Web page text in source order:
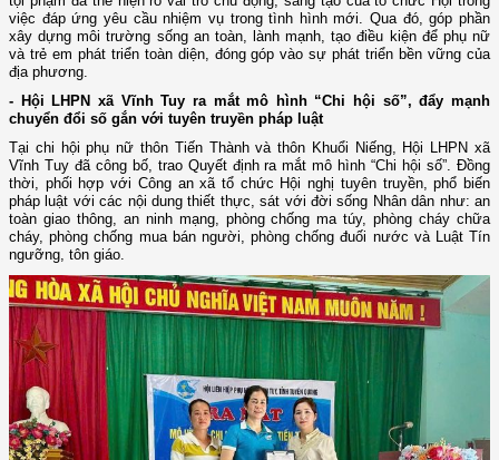
việc đáp ứng yêu cầu nhiệm vụ trong tình hình mới. Qua đó, góp phần
xây dựng môi trường sống an toàn, lành mạnh, tạo điều kiện để phụ nữ
và trẻ em phát triển toàn diện, đóng góp vào sự phát triển bền vững của
địa phương.
- Hội LHPN xã Vĩnh Tuy ra mắt mô hình “Chi hội số”, đẩy mạnh
chuyển đổi số gắn với tuyên truyền pháp luật
Tại chi hội phụ nữ thôn Tiến Thành và thôn Khuổi Niếng, Hội LHPN xã
Vĩnh Tuy đã công bố, trao Quyết định ra mắt mô hình “Chi hội số”. Đồng
thời, phối hợp với Công an xã tổ chức Hội nghị tuyên truyền, phổ biến
pháp luật với các nội dung thiết thực, sát với đời sống Nhân dân như: an
toàn giao thông, an ninh mạng, phòng chống ma túy, phòng cháy chữa
cháy, phòng chống mua bán người, phòng chống đuối nước và Luật Tín
ngưỡng, tôn giáo.